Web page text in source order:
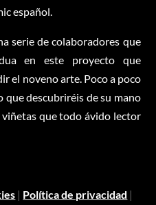
español.
serie de colaboradores que
en este proyecto que
el noveno arte. Poco a poco
descubriréis de su mano
que todo ávido lector
| Política de privacidad |